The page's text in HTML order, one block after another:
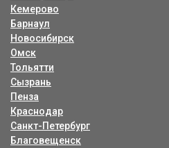
Кемерово
Барнаул
Новосибирск
Омск
Тольятти
Сызрань
Пенза
Краснодар
Санкт-Петербург
Благовещенск